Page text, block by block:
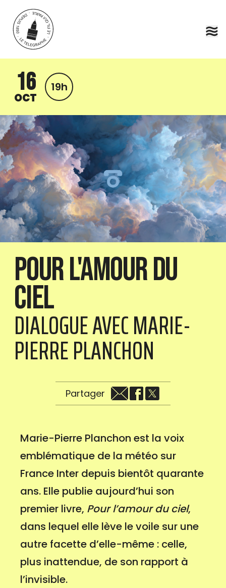
Aller au contenu principal
16
OCT
19h
Pour l'amour du
ciel
DIALOGUE AVEC MARIE-
PIERRE PLANCHON
Partager
Marie-Pierre Planchon est la voix
emblématique de la météo sur
France Inter depuis bientôt quarante
ans. Elle publie aujourd’hui son
premier livre, Pour l’amour du ciel,
dans lequel elle lève le voile sur une
autre facette d’elle-même : celle,
plus inattendue, de son rapport à
l’invisible.